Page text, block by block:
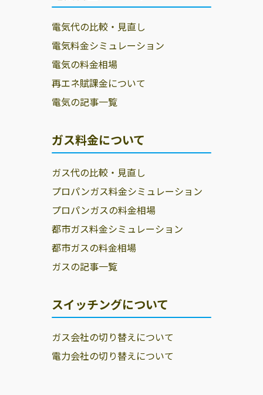
西片町2243−1
関本プロパン商
866-0811 八代市
西片町2243-2
株式会社ミスミ
／八代事業所
八代市日奈久中
西町454
毘舎丸町6-19
安全ガスセンタ
ー株式会社
八代市松崎町
257-1
イチナリ商店
869-4703 八代市
千丁町新牟田
820-3
電気代の比較・見直し
電気料金シミュレーション
電気の料金相場
再エネ賦課金について
電気の記事一覧
ガス料金について
ガス代の比較・見直し
プロパンガス料金シミュレーション
プロパンガスの料金相場
都市ガス料金シミュレーション
都市ガスの料金相場
ガスの記事一覧
スイッチングについて
ガス会社の切り替えについて
電力会社の切り替えについて